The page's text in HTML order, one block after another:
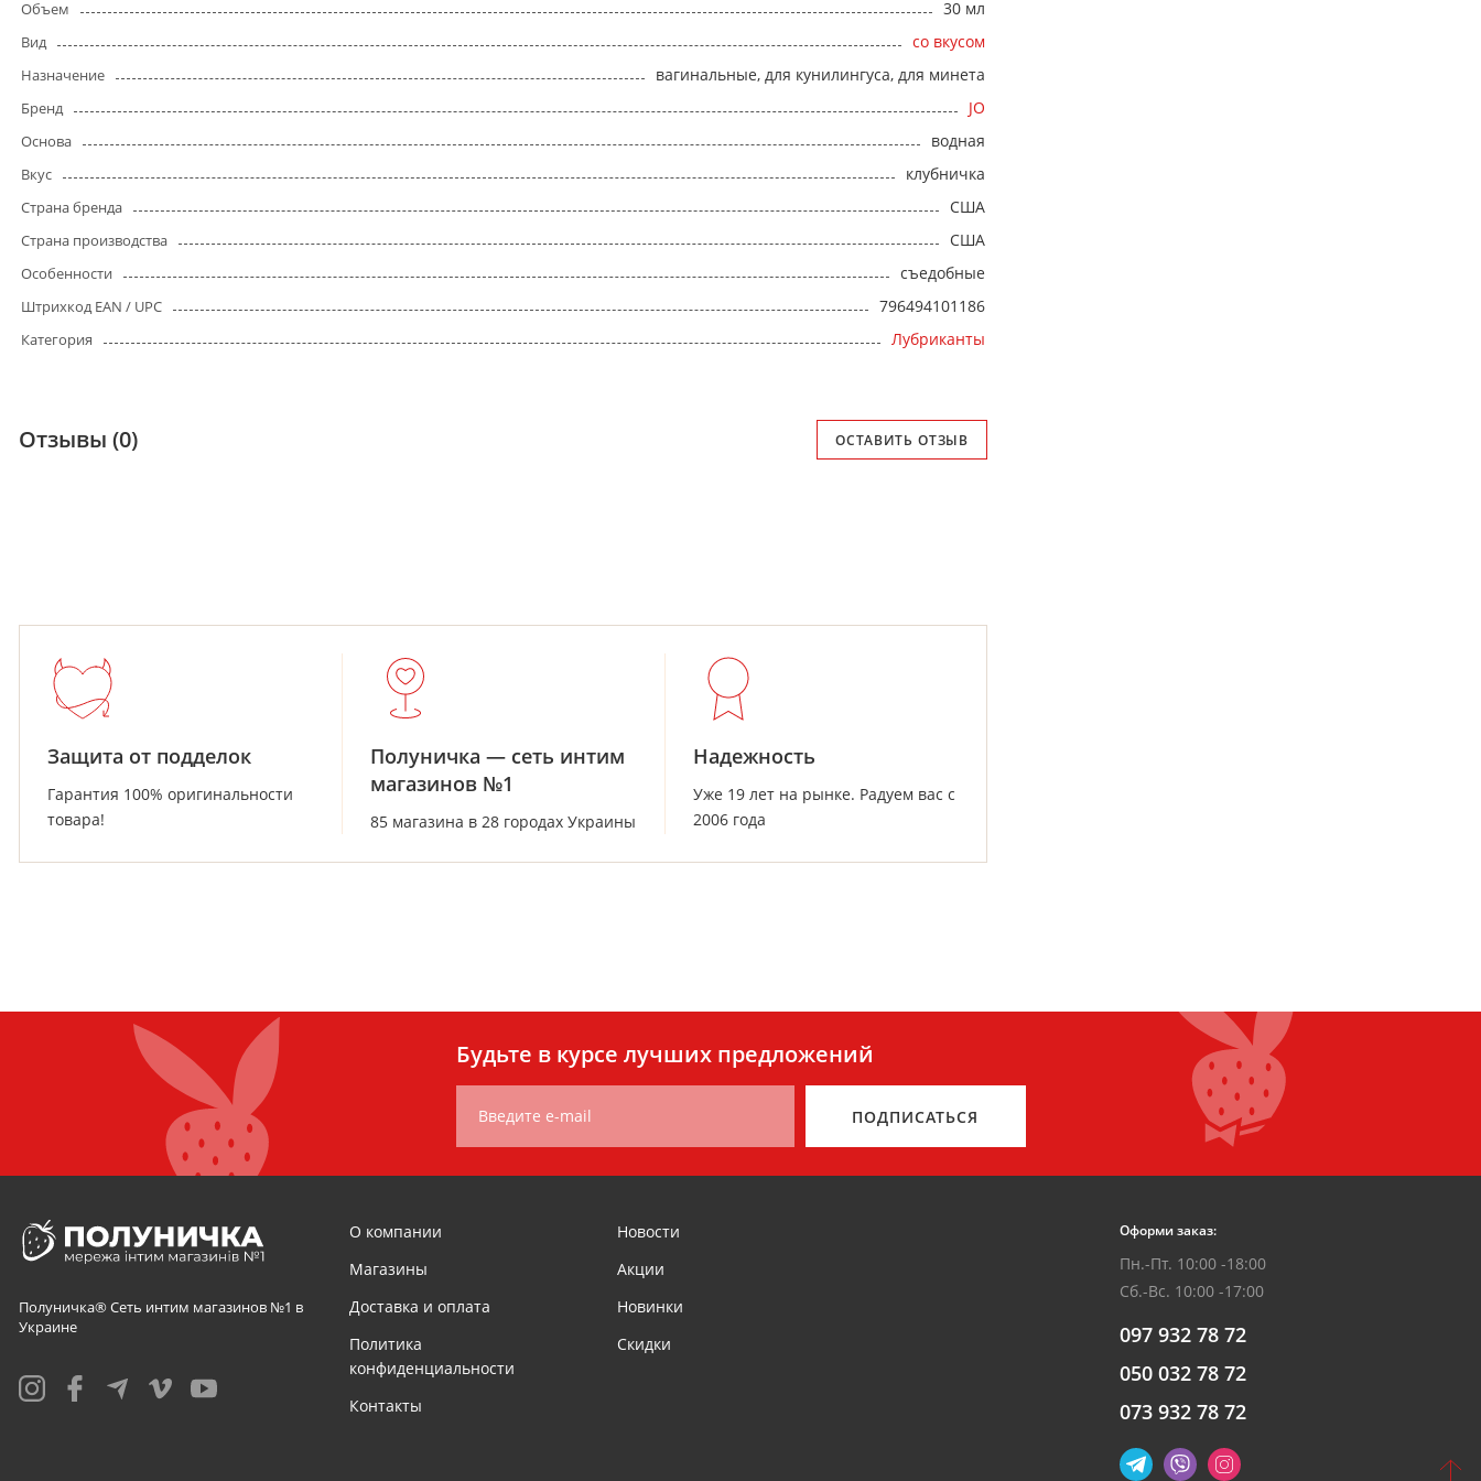
Объем 30 мл
Вид со вкусом
Назначение вагинальные, для кунилингуса, для минета
Бренд JO
Основа водная
Вкус клубничка
Страна бренда США
Страна производства США
Особенности съедобные
Штрихкод EAN / UPC 796494101186
Категория Лубриканты
Отзывы (0) ОСТАВИТЬ ОТЗЫВ
Защита от подделок
Гарантия 100% оригинальности
товара!
Полуничка — сеть интим
магазинов №1
85 магазина в 28 городах Украины
Надежность
Уже 19 лет на рынке. Радуем вас с
2006 года
Будьте в курсе лучших предложений
Введите e-mail ПОДПИСАТЬСЯ
Полуничка® Сеть интим магазинов №1 в
Украине
О компании
Магазины
Доставка и оплата
Политика
конфиденциальности
Контакты
Новости
Акции
Новинки
Скидки
Оформи заказ:
Пн.-Пт. 10:00 -18:00
Сб.-Вс. 10:00 -17:00
097 932 78 72
050 032 78 72
073 932 78 72